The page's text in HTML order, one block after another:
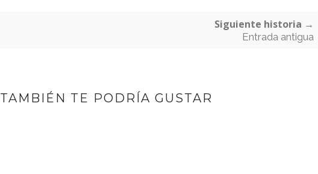
Siguiente historia →
Entrada antigua
TAMBIÉN TE PODRÍA GUSTAR